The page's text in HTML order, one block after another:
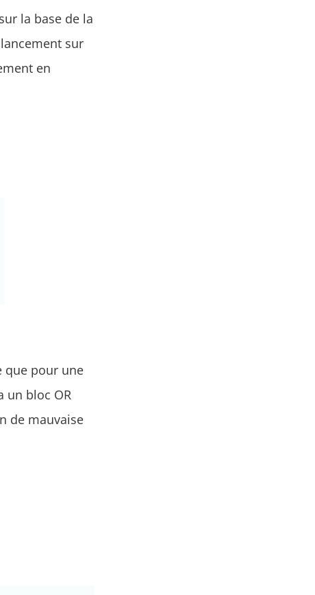
la base de la
sur
en
que pour une
un bloc OR
de mauvaise